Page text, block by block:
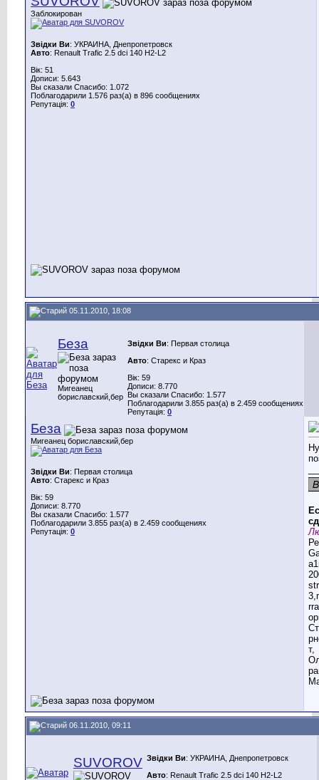
Заблокирован
Звідки Ви: УКРАИНА, Днепропетровск
Авто: Renault Trafic 2.5 dci 140 H2-L2
Вік: 51
Дописи: 5.643
Вы сказали Спасибо: 1.072
Поблагодарили 1.576 раз(а) в 896 сообщениях
Репутація: 0
05.11.2010, 18:08
Беза
Мигеанец
бориславский,бер
Звідки Ви: Первая столица
Авто: Старекс и Краз
Вік: 59
Дописи: 8.770
Вы сказали Спасибо: 1.577
Поблагодарили 3.855 раз(а) в 2.459 сообщениях
Репутація: 0
Беза
Мигеанец бориславский,бер
Звідки Ви: Первая столица
Авто: Старекс и Краз
Вік: 59
Дописи: 8.770
Вы сказали Спасибо: 1.577
Поблагодарили 3.855 раз(а) в 2.459 сообщениях
Репутація: 0
т,
06.11.2010, 09:11
SUVOROV Звідки Ви: УКРАИНА, Днепропетровск
Авто: Renault Trafic 2.5 dci 140 H2-L2